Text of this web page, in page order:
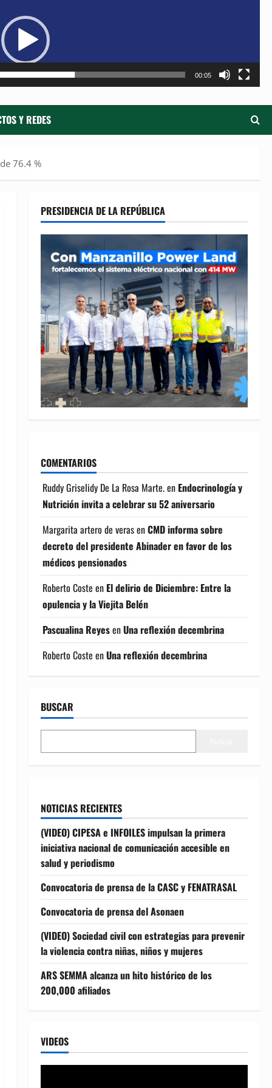
00:05
Y REDES
76.4 %
PRESIDENCIA DE LA REPÚBLICA
COMENTARIOS
Ruddy Griselidy De La Rosa Marte.en Endocrinología y
Nutrición invita a celebrar su 52 aniversario
Margarita artero de verasenCMD informa sobre
decreto del presidente Abinader en favor de los
médicos pensionados
Roberto Coste en El delirio de Diciembre: Entre la
opulencia y la Viejita Belén
Pascualina ReyesenUna reflexión decembrina
Roberto Coste enUna reflexión decembrina
BUSCAR
NOTICIAS RECIENTES
(VIDEO) CIPESA e INFOILES impulsan la primera
iniciativa nacional de comunicación accesible en
salud y periodismo
Convocatoria de prensa de la CASC y FENATRASAL
Convocatoria de prensa del Asonaen
(VIDEO) Sociedad civil con estrategias para prevenir
la violencia contra niñas, niños y mujeres
ARS SEMMA alcanza un hito histórico de los
200,000 afiliados
VIDEOS